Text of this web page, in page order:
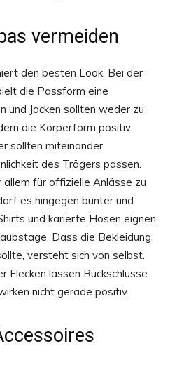
vermeiden
den besten Look. Bei der
die Passform eine
und Jacken sollten weder zu
die Körperform positiv
sollten miteinander
des Trägers passen.
für offizielle Anlässe zu
es hingegen bunter und
und karierte Hosen eignen
Dass die Bekleidung
versteht sich von selbst.
lassen Rückschlüsse
nicht gerade positiv.